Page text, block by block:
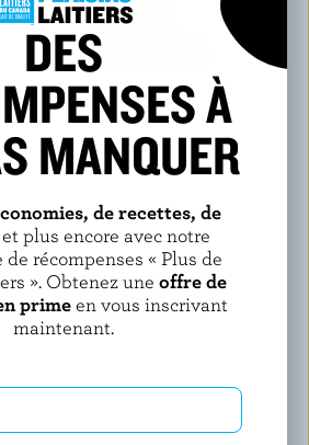
Labneh
D’AUTRES PRODUITS
DES
À
MANQUER
de recettes, de
et plus encore avec notre
récompenses « Plus de
». Obtenez une offre de
primeen vous inscrivant
maintenant.